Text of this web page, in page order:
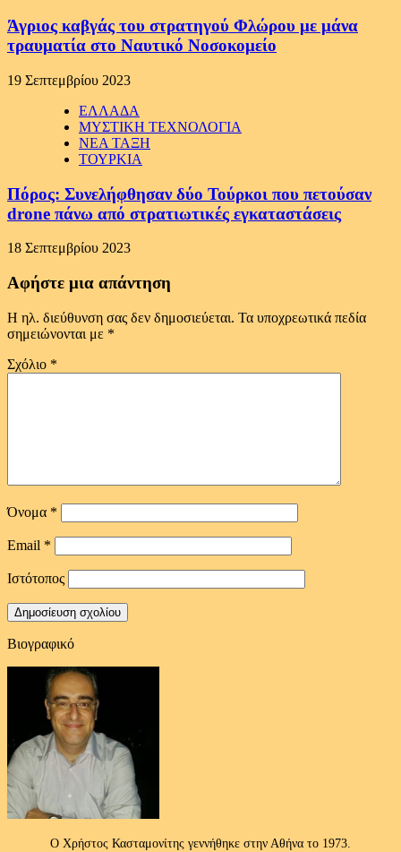
Άγριος καβγάς του στρατηγού Φλώρου με μάνα
τραυματία στο Ναυτικό Νοσοκομείο
19 Σεπτεμβρίου 2023
ΕΛΛΑΔΑ
ΜΥΣΤΙΚΗ ΤΕΧΝΟΛΟΓΙΑ
ΝΕΑ ΤΑΞΗ
ΤΟΥΡΚΙΑ
Πόρος: Συνελήφθησαν δύο Τούρκοι που πετούσαν
drone πάνω από στρατιωτικές εγκαταστάσεις
18 Σεπτεμβρίου 2023
Αφήστε μια απάντηση
Η ηλ. διεύθυνση σας δεν δημοσιεύεται. Τα υποχρεωτικά πεδία
σημειώνονται με *
Σχόλιο *
Όνομα *
Email *
Ιστότοπος
Βιογραφικό
Ο Χρήστος Κασταμονίτης γεννήθηκε στην Αθήνα το 1973.